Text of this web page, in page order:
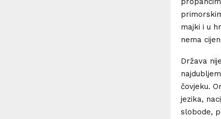
majki i u
nema
Država
čovjeku.
jezika,
slobode,